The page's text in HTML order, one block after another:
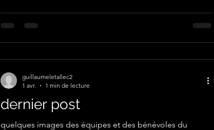
dernier post
quelques images des équipes et des bénévoles du
guillaumeletallec2
1 avr.
1 min de lecture